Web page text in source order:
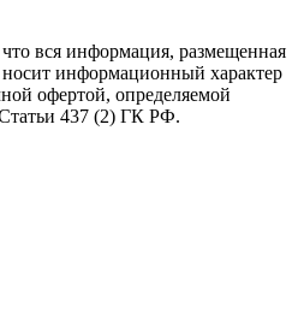
вся информация, размещенная
информационный характер
офертой, определяемой
437 (2) ГК РФ.